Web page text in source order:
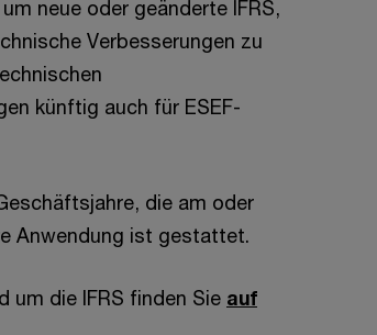
neue oder geänderte IFRS,
Verbesserungen zu
künftig auch für ESEF-
die am oder
Anwendung ist gestattet.
um die IFRS finden Sie auf